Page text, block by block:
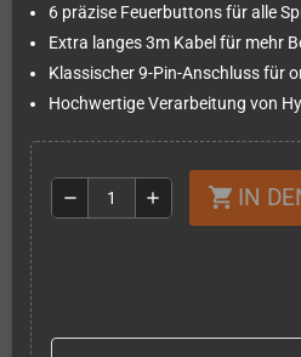
6 präzise Feuerbuttons für alle
Extra langes 3m Kabel für mehr
Klassischer 9-Pin-Anschluss für
Hochwertige Verarbeitung von
remove add shopping_cart IN